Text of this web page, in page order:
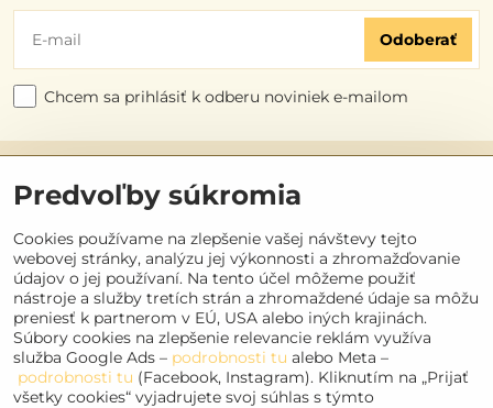
Odoberať
Chcem sa prihlásiť k odberu noviniek e-mailom
Užitočné odkazy
Objednávky
Kontakt
Sociálne siete
Facebook
Predvoľby súkromia
Cookies používame na zlepšenie vašej návštevy tejto
webovej stránky, analýzu jej výkonnosti a zhromažďovanie
údajov o jej používaní. Na tento účel môžeme použiť
nástroje a služby tretích strán a zhromaždené údaje sa môžu
preniesť k partnerom v EÚ, USA alebo iných krajinách.
Súbory cookies na zlepšenie relevancie reklám využíva
služba Google Ads – podrobnosti tu alebo Meta –
podrobnosti tu (Facebook, Instagram). Kliknutím na „Prijať
všetky cookies“ vyjadrujete svoj súhlas s týmto